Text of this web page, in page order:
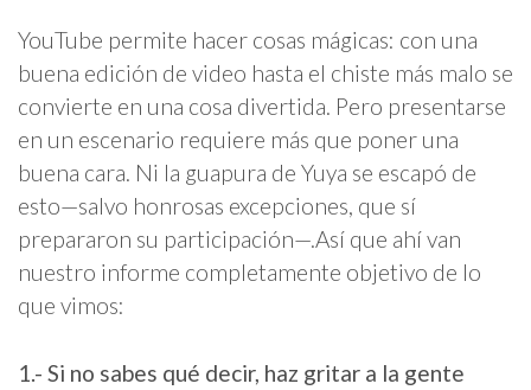
YouTube permite hacer cosas mágicas: con una
buena edición de video hasta el chiste más malo se
convierte en una cosa divertida. Pero presentarse
en un escenario requiere más que poner una
buena cara. Ni la guapura de Yuya se escapó de
esto—salvo honrosas excepciones, que sí
prepararon su participación—.Así que ahí van
nuestro informe completamente objetivo de lo
que vimos:
1.- Si no sabes qué decir, haz gritar a la gente